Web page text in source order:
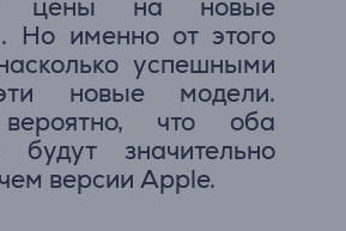
цены на новые
Но именно от этого
успешными
новые модели.
что оба
будут значительно
версии Apple.